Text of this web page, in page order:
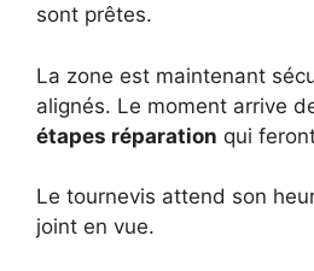
sont prêtes.
La zone est maintenant
alignés. Le moment arrive
étapes réparation qui
Le tournevis attend son
joint en vue.